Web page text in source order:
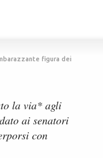
figura dei
la via* agli
ai senatori
con